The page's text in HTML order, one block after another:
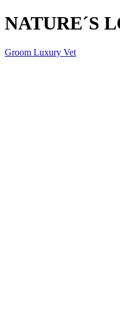
NATURE´S
Groom Luxury Vet